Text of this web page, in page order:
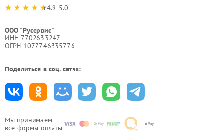
Мы принимаем
все формы оплаты
4.9-5.0
ООО "Русервис"
ИНН 7702633247
ОГРН 1077746335776
Поделиться в соц. сетях: